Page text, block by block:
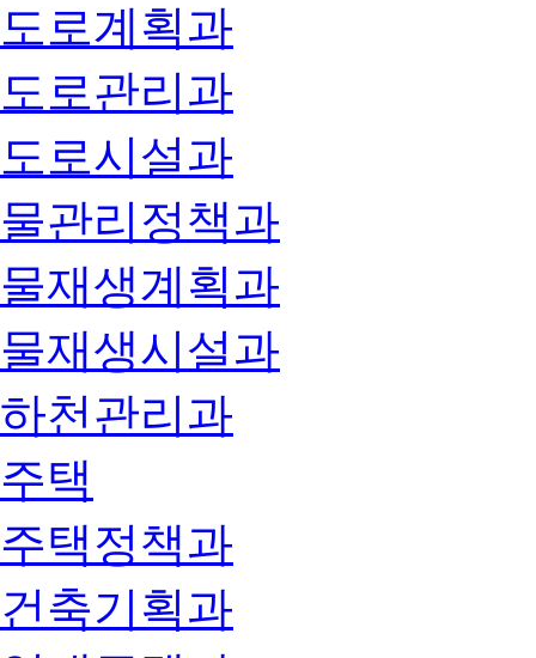
도로계획과
도로관리과
도로시설과
물관리정책과
물재생계획과
물재생시설과
하천관리과
주택
주택정책과
건축기획과